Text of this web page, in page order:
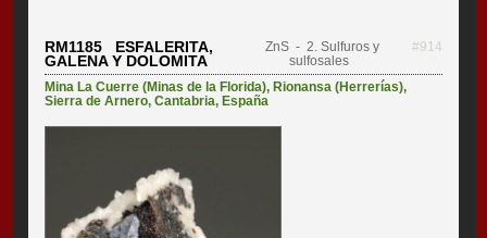
RM1185 ESFALERITA,
GALENA Y DOLOMITA
ZnS - 2. Sulfuros y
sulfosales
#914
Mina La Cuerre (Minas de la Florida), Rionansa (Herrerías),
Sierra de Arnero,Cantabria, España